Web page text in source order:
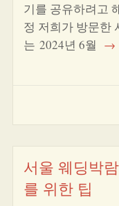
기를 공유하려고
정 저희가 방문한
는 2024년 6월 →
서울 웨딩박
를 위한 팁